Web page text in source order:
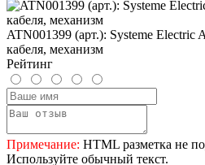
ATN001399 (арт.): Systeme Electric
кабеля, механизм
Рейтинг
Примечание: HTML разметка не
Используйте обычный текст.